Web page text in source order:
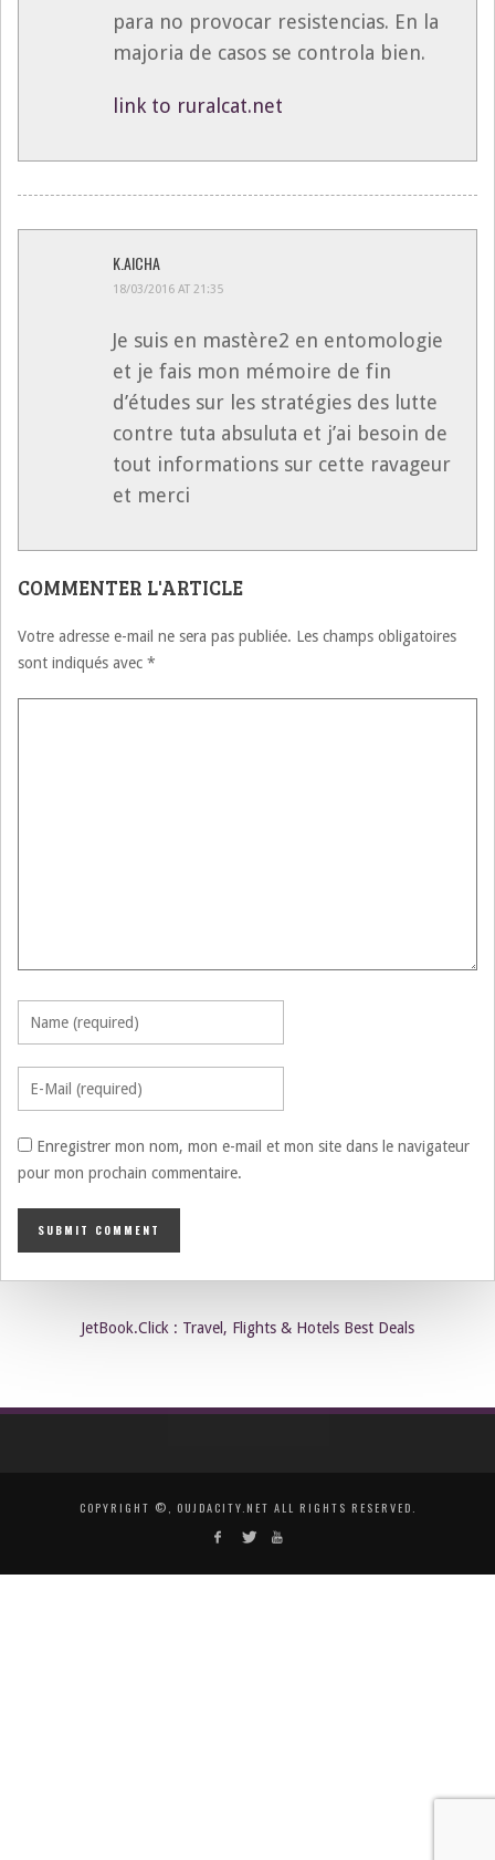
para no provocar resistencias. En la
majoria de casos se controla bien.
link to ruralcat.net
K.AICHA
18/03/2016 AT 21:35
Je suis en mastère2 en entomologie
et je fais mon mémoire de fin
d’études sur les stratégies des lutte
contre tuta absuluta et j’ai besoin de
tout informations sur cette ravageur
et merci
COMMENTER L'ARTICLE
Votre adresse e-mail ne sera pas publiée. Les champs obligatoires
sont indiqués avec *
Enregistrer mon nom, mon e-mail et mon site dans le navigateur
pour mon prochain commentaire.
JetBook.Click : Travel, Flights & Hotels Best Deals
COPYRIGHT ©, OUJDACITY.NET ALL RIGHTS RESERVED.